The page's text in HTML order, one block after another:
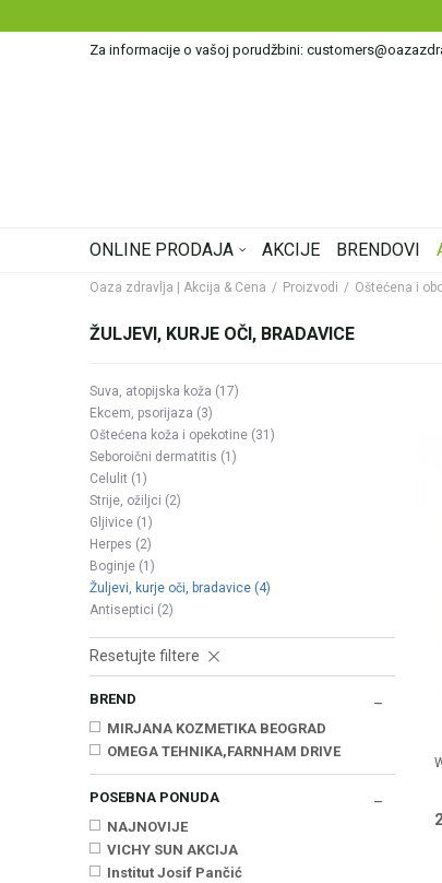
Za informacije o vašoj porudžbini:
ONLINE PRODAJA AKCIJE BRENDOVI
Oaza zdravlja | Akcija & Cena Proizvodi Oštećena i
ŽULJEVI, KURJE OČI, BRADAVICE
Suva, atopijska koža (17)
Ekcem, psorijaza (3)
Oštećena koža i opekotine (31)
Seboroični dermatitis (1)
Celulit (1)
Strije, ožiljci (2)
Gljivice (1)
Herpes (2)
Boginje (1)
Žuljevi, kurje oči, bradavice (4)
Antiseptici (2)
Resetujte filtere
BREND
MIRJANA KOZMETIKA BEOGRAD
OMEGA TEHNIKA,FARNHAM DRIVE
POSEBNA PONUDA
NAJNOVIJE
VICHY SUN AKCIJA
Institut Josif Pančić